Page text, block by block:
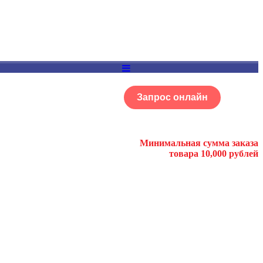
Запрос онлайн
Минимальная сумма заказа
товара 10,000 рублей